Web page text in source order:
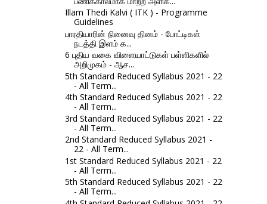
Illam Thedi Kalvi ( ITK ) - Programme
Guidelines
பாரதியாரின் நினைவு தினம் - போட்டிகள்
நடத்தி இளம் க...
6 புதிய வகை விளையாட்டுகள் பள்ளிகளில்
அறிமுகம் - ஆச...
5th Standard Reduced Syllabus 2021 - 22
- All Term...
4th Standard Reduced Syllabus 2021 - 22
- All Term...
3rd Standard Reduced Syllabus 2021 - 22
- All Term...
2nd Standard Reduced Syllabus 2021 -
22 - All Term...
1st Standard Reduced Syllabus 2021 - 22
- All Term...
5th Standard Reduced Syllabus 2021 - 22
- All Term...